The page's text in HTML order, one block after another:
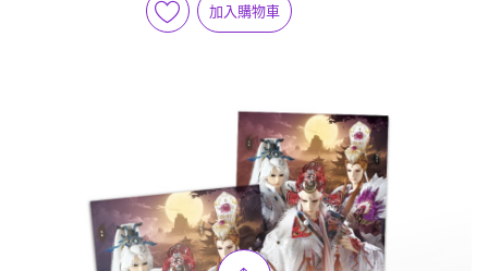
加入購物車